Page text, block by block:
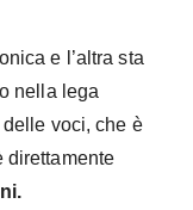
e l’altra sta
nella lega
voci, che è
direttamente